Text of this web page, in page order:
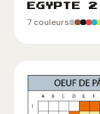
EGYPTE 2
7 couleurs